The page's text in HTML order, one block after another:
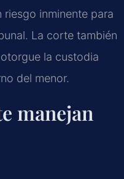
inminente para
La corte también
la custodia
del menor.
manejan